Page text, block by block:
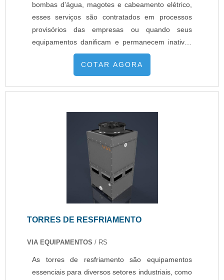
bombas d'água, magotes e cabeamento elétrico,
esses serviços são contratados em processos
provisórios das empresas ou quando seus
equipamentos danificam e permanecem inativos
para conserto, nesses casos o cliente não pode
parar a sua fábrica e opta pela contratação de um
COTAR AGORA
TORRES DE RESFRIAMENTO
VIA EQUIPAMENTOS / RS
As torres de resfriamento são equipamentos
essenciais para diversos setores industriais, como